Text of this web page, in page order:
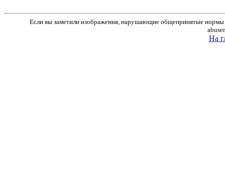
Если вы заметили изображения, нарушающие общепринятые нормы
На